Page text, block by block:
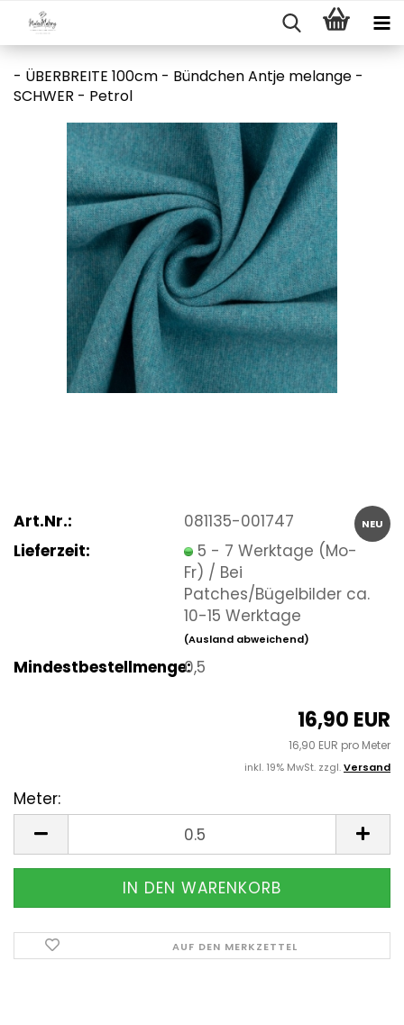
- ÜBERBREITE 100cm - Bündchen Antje melange -
SCHWER - Petrol
NEU
Art.Nr.:
081135-001747
Lieferzeit:
5 - 7 Werktage (Mo-
Fr) / Bei
Patches/Bügelbilder ca.
10-15 Werktage
(Ausland abweichend)
Mindestbestellmenge:0,5
16,90 EUR
16,90 EUR pro Meter
inkl. 19% MwSt. zzgl.Versand
Meter:
AUF DEN MERKZETTEL